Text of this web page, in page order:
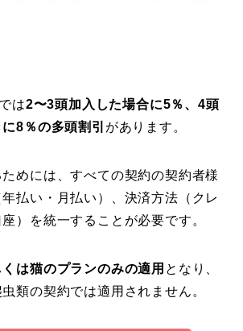
は2〜3頭加入した場合に5％、4頭
8％の多頭割引 があります。
めには、すべての契約の契約者様
払い・月払い）、決済方法（クレ
）を統一することが必要です。
は猫のプランのみの適用 となり、
類の契約では適用されません。